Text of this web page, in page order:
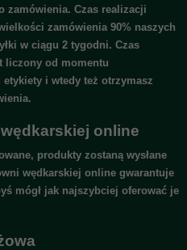
zamówienia. Czas realizacji
zamówienia 90% naszych
w ciągu 2 tygodni. Czas
liczony od momentu
i wtedy też otrzymasz
online
produkty zostaną wysłane
wędkarskiej online gwarantuje
mógł jak najszybciej oferować je